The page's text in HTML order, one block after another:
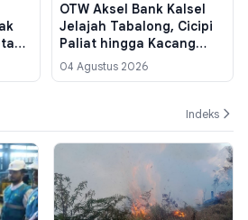
OTW Aksel Bank Kalsel
Jelajah Tabalong, Cicipi
Paliat hingga Kacang
Sate Buatan Tangan
04 Agustus 2026
Indeks